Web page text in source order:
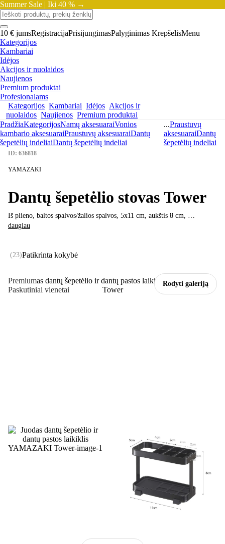
Summer Sale | Iki 40 % →
10 € jumsRegistracijaPrisijungimasPalyginimas KrepšelisMenu
Kategorijos
Kambariai
Idėjos
Akcijos ir nuolaidos
Naujienos
Premium produktai
Profesionalams
Kategorijos Kambariai Idėjos Akcijos ir
nuolaidos Naujienos Premium produktai
PradžiaKategorijosNamų aksesuaraiVonios
kambario aksesuaraiPraustuvų aksesuaraiDantų
šepetėlių indeliaiDantų šepetėlių indeliai
...Praustuvų
aksesuaraiDantų
šepetėlių indeliai
Rodyti galeriją
Premium
Paskutiniai vienetai
ID: 636818
YAMAZAKI
Dantų šepetėlio stovas Tower
Iš plieno, baltos spalvos/žalios spalvos, 5x11 cm, aukštis 8 cm, …
daugiau
(23)Patikrinta kokybė